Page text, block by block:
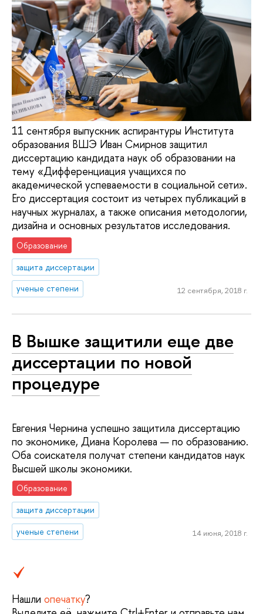
11 сентября выпускник аспирантуры Института
образования ВШЭ Иван Смирнов защитил
диссертацию кандидата наук об образовании на
тему «Дифференциация учащихся по
академической успеваемости в социальной сети».
Его диссертация состоит из четырех публикаций в
научных журналах, а также описания методологии,
дизайна и основных результатов исследования.
Образование
защита диссертации
ученые степени
12 сентября, 2018 г.
В Вышке защитили еще две
диссертации по новой
процедуре
Евгения Чернина успешно защитила диссертацию
по экономике, Диана Королева — по образованию.
Оба соискателя получат степени кандидатов наук
Высшей школы экономики.
Образование
защита диссертации
ученые степени
14 июня, 2018 г.
Нашли опечатку?